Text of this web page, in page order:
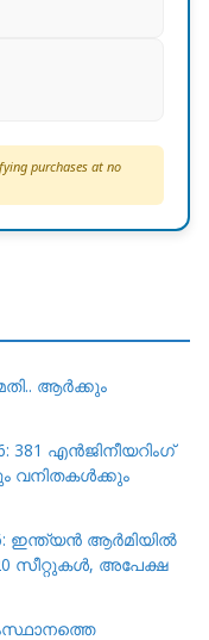
purchases at no
മതി.. ആർക്കും
381 എൻജിനീയറിംഗ്
വനിതകൾക്കും
ഇന്ത്യൻ ആർമിയിൽ
സീറ്റുകൾ, അപേക്ഷ